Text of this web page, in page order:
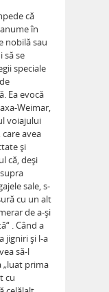
că
în
nobilă sau
să se
speciale
Ea evocă
Weimar,
voiajului
avea
şi
că, deşi
sale, s-
cu un alt
de a-şi
. Când a
jigniri şi l-a
să-l
„luat prima
cu